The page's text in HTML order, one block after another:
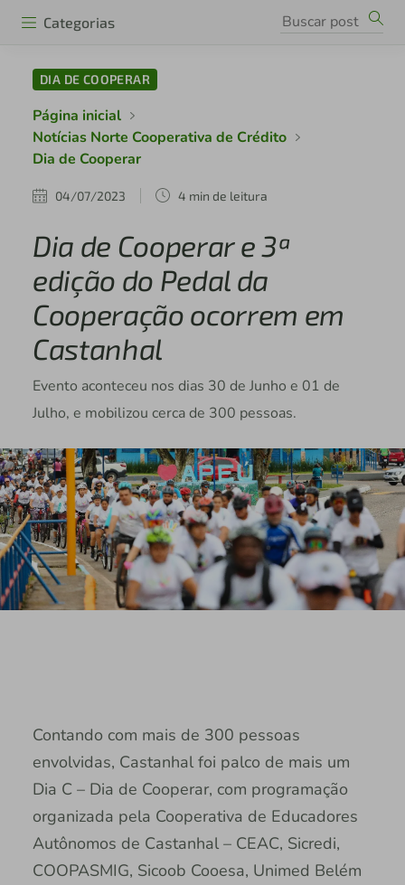
Categorias
DIA DE COOPERAR
Página inicial
Notícias Norte Cooperativa de Crédito
Dia de Cooperar
04/07/2023 4 min de leitura
Dia de Cooperar e 3ª
edição do Pedal da
Cooperação ocorrem em
Castanhal
Evento aconteceu nos dias 30 de Junho e 01 de
Julho, e mobilizou cerca de 300 pessoas.
Contando com mais de 300 pessoas
envolvidas, Castanhal foi palco de mais um
Dia C – Dia de Cooperar, com programação
organizada pela Cooperativa de Educadores
Autônomos de Castanhal – CEAC, Sicredi,
COOPASMIG, Sicoob Cooesa, Unimed Belém